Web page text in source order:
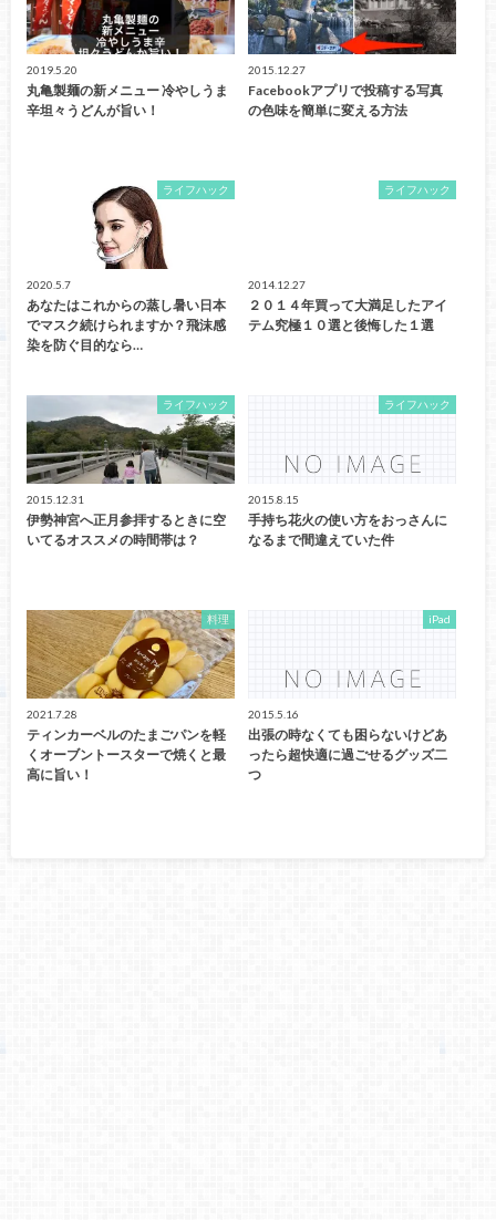
2019.5.20
丸亀製麺の新メニュー 冷やしうま
辛坦々うどんが旨い！
2015.12.27
Facebookアプリで投稿する写真
の色味を簡単に変える方法
ライフハック
2020.5.7
あなたはこれからの蒸し暑い日本
でマスク続けられますか？飛沫感
染を防ぐ目的なら…
ライフハック
2014.12.27
２０１４年買って大満足したアイ
テム究極１０選と後悔した１選
ライフハック
2015.12.31
伊勢神宮へ正月参拝するときに空
いてるオススメの時間帯は？
ライフハック
2015.8.15
手持ち花火の使い方をおっさんに
なるまで間違えていた件
料理
2021.7.28
ティンカーベルのたまごパンを軽
くオーブントースターで焼くと最
高に旨い！
iPad
2015.5.16
出張の時なくても困らないけどあ
ったら超快適に過ごせるグッズ二
つ